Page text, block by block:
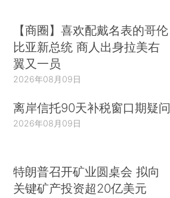
【商圈】喜欢配戴名表的哥伦
比亚新总统 商人出身拉美右
翼又一员
2026年08月09日
离岸信托90天补税窗口期疑问
2026年08月09日
特朗普召开矿业圆桌会 拟向
关键矿产投资超20亿美元